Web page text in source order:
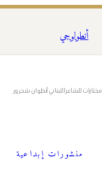
أنطولوجي
مختارات للشاعر اللبناني أنطوان شحرور
منشورات إبداعية